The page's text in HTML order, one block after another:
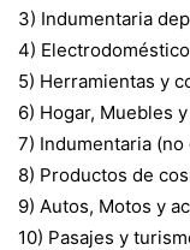
3) Indumentaria
4)
5) Herramientas y
6) Hogar, Muebles
7) Indumentaria
8) Productos de
9) Autos, Motos y
10) Pasajes y